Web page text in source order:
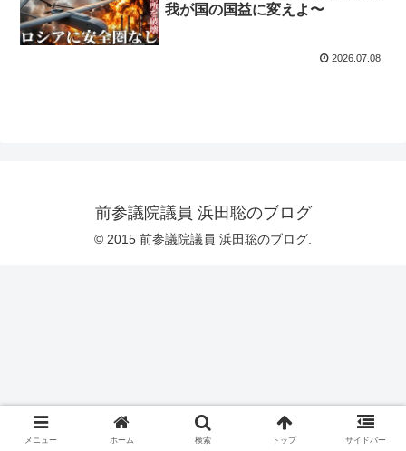
我が国の国益に変えよ〜
2026.07.08
前参議院議員 浜田聡のブログ
© 2015 前参議院議員 浜田聡のブログ.
メニュー ホーム 検索 トップ サイドバー